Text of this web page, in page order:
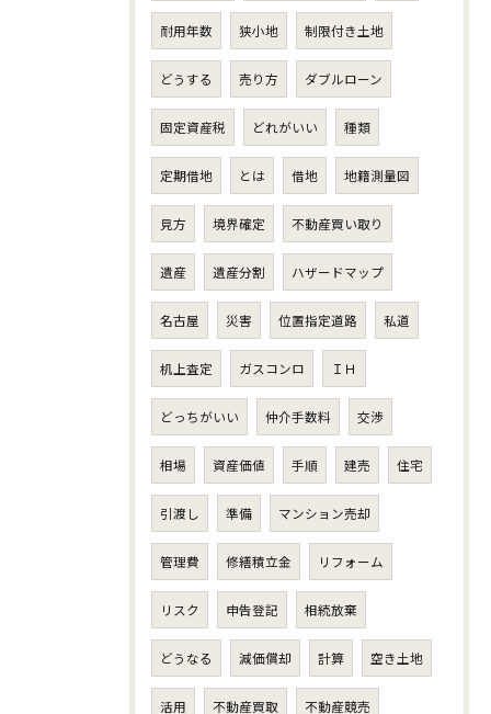
耐用年数 狭小地 制限付き土地
どうする 売り方 ダブルローン
固定資産税 どれがいい 種類
定期借地 とは 借地 地籍測量図
見方 境界確定 不動産買い取り
遺産 遺産分割 ハザードマップ
名古屋 災害 位置指定道路 私道
机上査定 ガスコンロ ＩＨ
どっちがいい 仲介手数料 交渉
相場 資産価値 手順 建売 住宅
引渡し 準備 マンション売却
管理費 修繕積立金 リフォーム
リスク 申告登記 相続放棄
どうなる 減価償却 計算 空き土地
活用 不動産買取 不動産競売